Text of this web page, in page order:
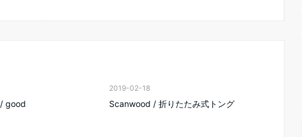
good
2019-02-18
Scanwood / 折りたたみ式トング